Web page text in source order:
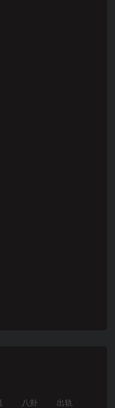
八卦 出轨